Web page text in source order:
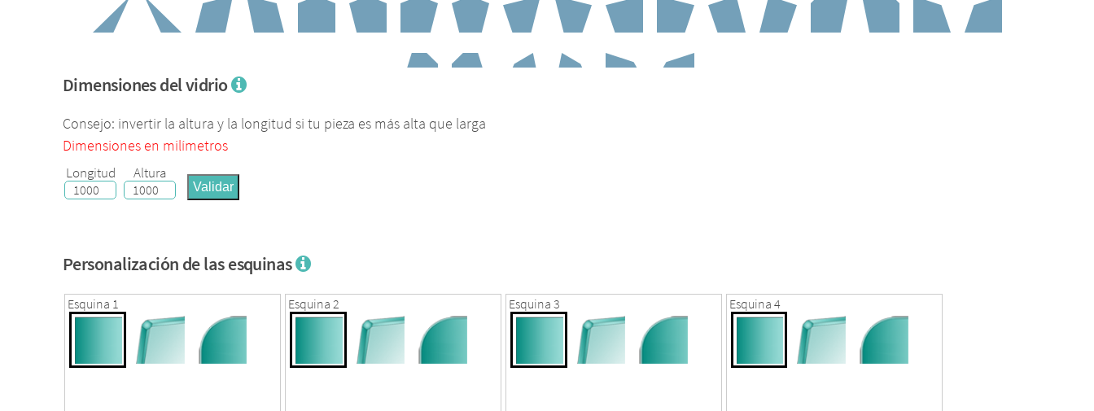
Dimensiones del vidrio
Consejo: invertir la altura y la longitud si tu pieza es más alta que larga
Dimensiones en milímetros
Longitud Altura
Validar
Personalización de las esquinas
Esquina 1 Esquina 2 Esquina 3 Esquina 4